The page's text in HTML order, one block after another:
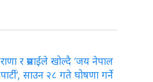
राणा र प्रसाईंले खोल्दै ‘जय नेपाल
पार्टी’, साउन २८ गते घोषणा गर्ने